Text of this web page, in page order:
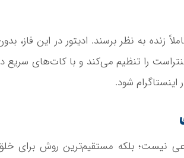
زنده به نظر برسند. ادیتور در این فاز،
را تنظیم می‌کند و با کات‌های سریع
اینستاگرام شود.
نیست؛ بلکه مستقیم‌ترین روش برای